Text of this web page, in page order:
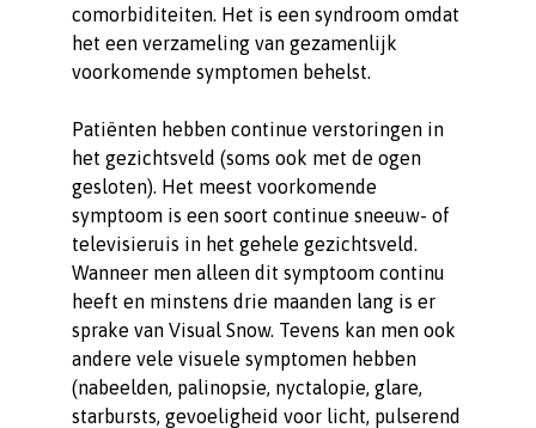
comorbiditeiten. Het is een syndroom omdat
het een verzameling van gezamenlijk
voorkomende symptomen behelst.
Patiënten hebben continue verstoringen in
het gezichtsveld (soms ook met de ogen
gesloten). Het meest voorkomende
symptoom is een soort continue sneeuw- of
televisieruis in het gehele gezichtsveld.
Wanneer men alleen dit symptoom continu
heeft en minstens drie maanden lang is er
sprake van Visual Snow. Tevens kan men ook
andere vele visuele symptomen hebben
(nabeelden, palinopsie, nyctalopie, glare,
starbursts, gevoeligheid voor licht, pulserend